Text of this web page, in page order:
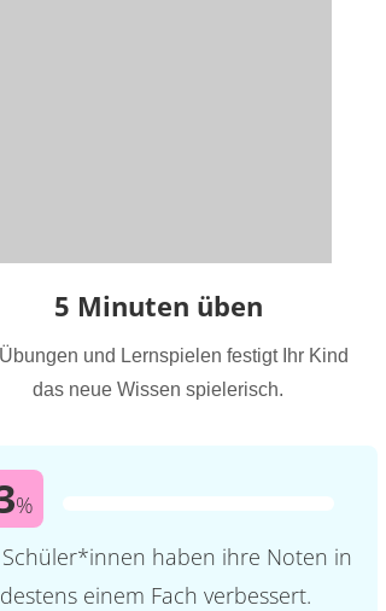
5 Minuten üben
und Lernspielen festigt Ihr Kind
das neue Wissen spielerisch.
%
haben ihre Noten in
einem Fach verbessert.